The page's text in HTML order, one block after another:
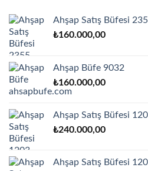
Ahşap Satış Büfesi
₺160.000,00
Ahşap Büfe 9032
₺160.000,00
Ahşap Satış Büfesi
₺240.000,00
Ahşap Satış Büfesi